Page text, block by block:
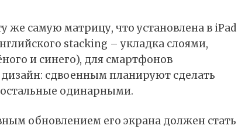
же самую матрицу, что установлена в iPad
stacking – укладка слоями,
и синего), для смартфонов
сдвоенным планируют сделать
остальные одинарными.
обновлением его экрана должен стать